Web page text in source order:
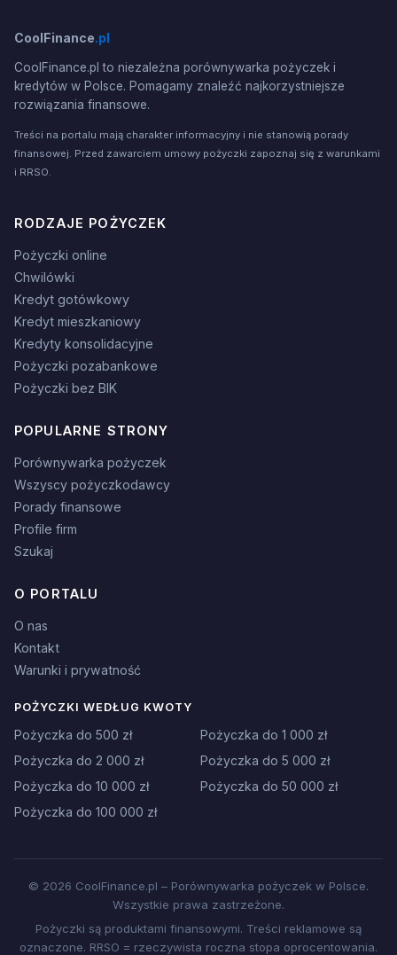
CoolFinance.pl
CoolFinance.pl to niezależna porównywarka pożyczek i
kredytów w Polsce. Pomagamy znaleźć najkorzystniejsze
rozwiązania finansowe.
Treści na portalu mają charakter informacyjny i nie stanowią porady
finansowej. Przed zawarciem umowy pożyczki zapoznaj się z warunkami
i RRSO.
RODZAJE POŻYCZEK
Pożyczki online
Chwilówki
Kredyt gotówkowy
Kredyt mieszkaniowy
Kredyty konsolidacyjne
Pożyczki pozabankowe
Pożyczki bez BIK
POPULARNE STRONY
Porównywarka pożyczek
Wszyscy pożyczkodawcy
Porady finansowe
Profile firm
Szukaj
O PORTALU
O nas
Kontakt
Warunki i prywatność
POŻYCZKI WEDŁUG KWOTY
Pożyczka do 500 zł
Pożyczka do 1 000 zł
Pożyczka do 2 000 zł
Pożyczka do 5 000 zł
Pożyczka do 10 000 zł
Pożyczka do 50 000 zł
Pożyczka do 100 000 zł
© 2026 CoolFinance.pl – Porównywarka pożyczek w Polsce.
Wszystkie prawa zastrzeżone.
Pożyczki są produktami finansowymi. Treści reklamowe są
oznaczone. RRSO = rzeczywista roczna stopa oprocentowania.